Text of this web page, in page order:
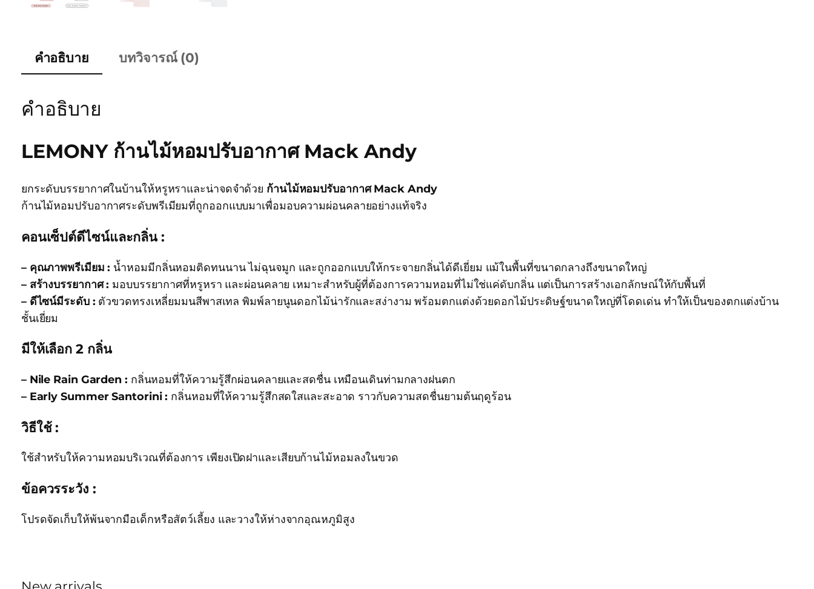
คำอธิบาย บทวิจารณ์ (0)
คำอธิบาย
LEMONY ก้านไม้หอมปรับอากาศ Mack Andy
ยกระดับบรรยากาศในบ้านให้หรูหราและน่าจดจำด้วย ก้านไม้หอมปรับอากาศ Mack Andy
ก้านไม้หอมปรับอากาศระดับพรีเมียมที่ถูกออกแบบมาเพื่อมอบความผ่อนคลายอย่างแท้จริง
คอนเซ็ปต์ดีไซน์และกลิ่น :
– คุณภาพพรีเมียม : น้ำหอมมีกลิ่นหอมติดทนนาน ไม่ฉุนจมูก และถูกออกแบบให้กระจายกลิ่นได้ดีเยี่ยม แม้ในพื้นที่ขนาดกลางถึงขนาดใหญ่
– สร้างบรรยากาศ : มอบบรรยากาศที่หรูหรา และผ่อนคลาย เหมาะสำหรับผู้ที่ต้องการความหอมที่ไม่ใช่แค่ดับกลิ่น แต่เป็นการสร้างเอกลักษณ์ให้กับพื้นที่
– ดีไซน์มีระดับ : ตัวขวดทรงเหลี่ยมมนสีพาสเทล พิมพ์ลายนูนดอกไม้น่ารักและสง่างาม พร้อมตกแต่งด้วยดอกไม้ประดิษฐ์ขนาดใหญ่ที่โดดเด่น ทำให้เป็นของตกแต่งบ้าน
ชั้นเยี่ยม
มีให้เลือก 2 กลิ่น
– Nile Rain Garden : กลิ่นหอมที่ให้ความรู้สึกผ่อนคลายและสดชื่น เหมือนเดินท่ามกลางฝนตก
– Early Summer Santorini : กลิ่นหอมที่ให้ความรู้สึกสดใสและสะอาด ราวกับความสดชื่นยามต้นฤดูร้อน
วิธีใช้ :
ใช้สำหรับให้ความหอมบริเวณที่ต้องการ เพียงเปิดฝาและเสียบก้านไม้หอมลงในขวด
ข้อควรระวัง :
โปรดจัดเก็บให้พ้นจากมือเด็กหรือสัตว์เลี้ยง และวางให้ห่างจากอุณหภูมิสูง